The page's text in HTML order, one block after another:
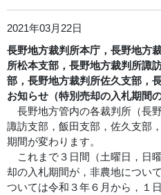
2021年03月22日
長野地方裁判所本庁，長野地方
所松本支部，長野地方裁判所諏
部，長野地方裁判所佐久支部，
お知らせ（特別売却の入札期間の
長野地方管内の各裁判所（長
諏訪支部，飯田支部，佐久支部
期間が変わります。
これまで３日間（土曜日，日
却の入札期間が，非農地につい
ついては令和３年６月から，１